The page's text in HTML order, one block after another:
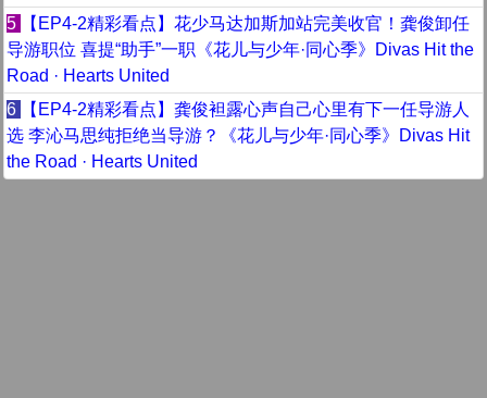
5
【EP4-2精彩看点】花少马达加斯加站完美收官！龚俊卸任
导游职位 喜提“助手”一职《花儿与少年·同心季》Divas Hit the
Road · Hearts United
6
【EP4-2精彩看点】龚俊袒露心声自己心里有下一任导游人
选 李沁马思纯拒绝当导游？《花儿与少年·同心季》Divas Hit
the Road · Hearts United